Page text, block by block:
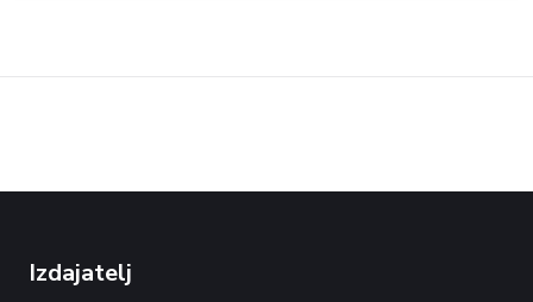
Izdajatelj